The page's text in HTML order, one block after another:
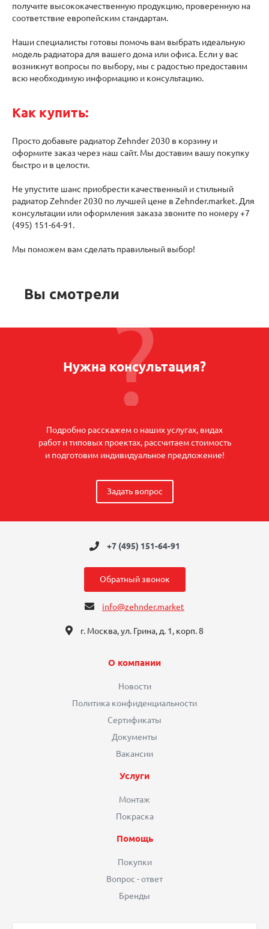
получите высококачественную продукцию, проверенную на
соответствие европейским стандартам.
Наши специалисты готовы помочь вам выбрать идеальную
модель радиатора для вашего дома или офиса. Если у вас
возникнут вопросы по выбору, мы с радостью предоставим
всю необходимую информацию и консультацию.
Как купить:
Просто добавьте радиатор Zehnder 2030 в корзину и
оформите заказ через наш сайт. Мы доставим вашу покупку
быстро и в целости.
Не упустите шанс приобрести качественный и стильный
радиатор Zehnder 2030 по лучшей цене в Zehnder.market. Для
консультации или оформления заказа звоните по номеру +7
(495) 151-64-91.
Мы поможем вам сделать правильный выбор!
Вы смотрели
Нужна консультация?
Подробно расскажем о наших услугах, видах
работ и типовых проектах, рассчитаем стоимость
и подготовим индивидуальное предложение!
Задать вопрос
+7 (495) 151-64-91
Обратный звонок
info@zehnder.market
г. Москва, ул. Грина, д. 1, корп. 8
О компании
Новости
Политика конфиденциальности
Сертификаты
Документы
Вакансии
Услуги
Монтаж
Покраска
Помощь
Покупки
Вопрос - ответ
Бренды